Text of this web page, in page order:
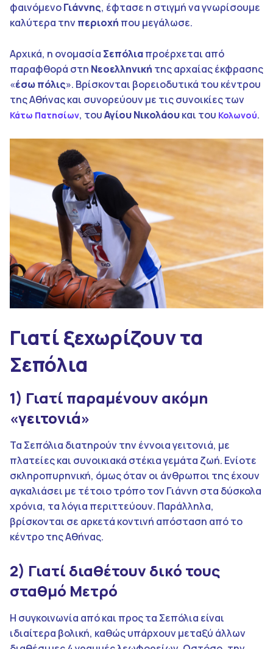
φαινόμενοΓιάννης, έφτασε η στιγμή να γνωρίσουμε
καλύτερα την περιοχή που μεγάλωσε.
Αρχικά, η ονομασία Σεπόλιαπροέρχεται από
παραφθορά στη Νεοελληνική της αρχαίας έκφρασης
«έσω πόλις». Βρίσκονται βορειοδυτικά του κέντρου
της Αθήνας και συνορεύουν με τις συνοικίες των
Κάτω Πατησίων, τουΑγίου Νικολάουκαι του Κολωνού.
Γιατί ξεχωρίζουν τα
Σεπόλια
1) Γιατί παραμένουν ακόμη
«γειτονιά»
Τα Σεπόλια διατηρούν την έννοια γειτονιά, με
πλατείες και συνοικιακά στέκια γεμάτα ζωή. Ενίοτε
σκληροπυρηνική, όμως όταν οι άνθρωποι της έχουν
αγκαλιάσει με τέτοιο τρόπο τον Γιάννη στα δύσκολα
χρόνια, τα λόγια περιττεύουν. Παράλληλα,
βρίσκονται σε αρκετά κοντινή απόσταση από το
κέντρο της Αθήνας.
2) Γιατί διαθέτουν δικό τους
σταθμό Μετρό
Η συγκοινωνία από και προς τα Σεπόλια είναι
ιδιαίτερα βολική, καθώς υπάρχουν μεταξύ άλλων